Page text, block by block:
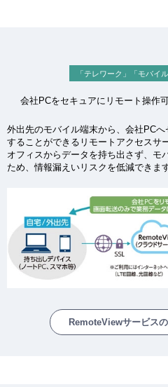
「テレワーク」「モバイ
会社PCをセキュアにリモート操作
外出先のモバイル端末から、会社PC
することができるリモートアクセスサ
オフィスからデータを持ち出さず、モ
ため、情報漏えいリスクを低減できます
RemoteViewサービス